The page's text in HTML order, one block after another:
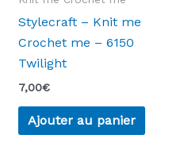
Stylecraft – Knit me
Crochet me – 6150
Twilight
7,00€
Ajouter au panier